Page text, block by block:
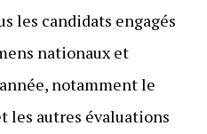
les candidats engagés
nationaux et
notamment le
les autres évaluations